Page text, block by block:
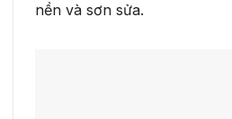
nền và sơn sửa.